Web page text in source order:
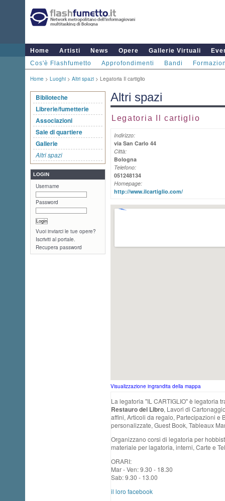
Home Artisti News Opere Gallerie Virtuali
Cos'è Flashfumetto
Approfondimenti Bandi
Home > Luoghi > Altri spazi > Legatoria Il cartiglio
Biblioteche
Librerie/fumetterie
Associazioni
Sale di quartiere
Gallerie
Altri spazi
LOGIN
Username
Password
Vuoi inviarci le tue opere?
Iscriviti al portale.
Recupera password
Altri spazi
Legatoria Il cartiglio
Indirizzo:
via San Carlo 44
Città:
Bologna
Telefono:
051248134
Homepage:
http://www.ilcartiglio.com/
Visualizzazione ingrandita della mappa
La legatoria "IL CARTIGLIO" è legatoria
Restauro del Libro, Lavori di
affini, Articoli da regalo, Partecipazioni e
personalizzate, Guest Book, Tableaux
Organizzano corsi di legatoria per
materiale per lagatoria, interni, Carte e
ORARI:
Mar - Ven: 9.30 - 18.30
Sab: 9.30 - 13.00
il loro facebook